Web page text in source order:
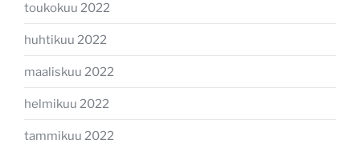
toukokuu 2022
huhtikuu 2022
maaliskuu 2022
helmikuu 2022
tammikuu 2022